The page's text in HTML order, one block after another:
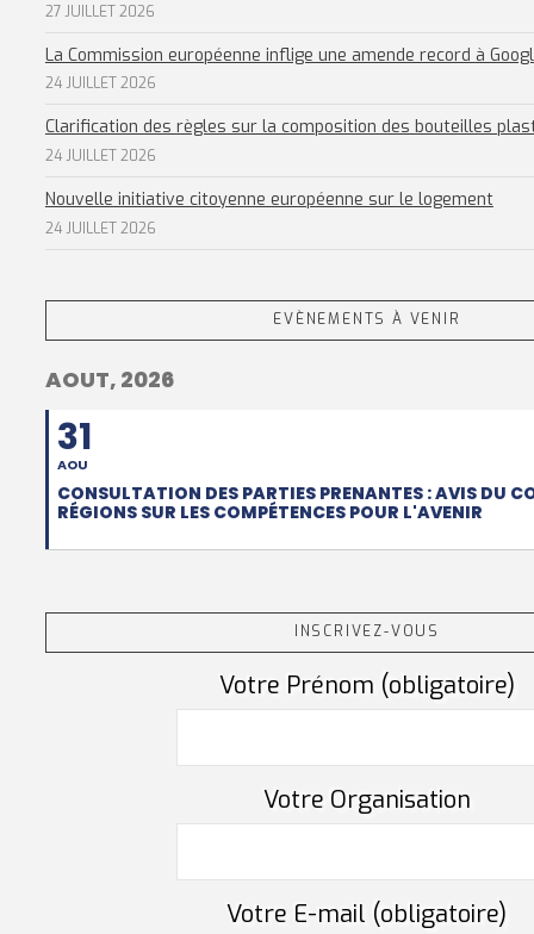
27 JUILLET 2026
La Commission européenne inflige une amende record à
24 JUILLET 2026
Clarification des règles sur la composition des bouteilles
24 JUILLET 2026
Nouvelle initiative citoyenne européenne sur le logement
24 JUILLET 2026
EVÈNEMENTS À VENIR
AOUT, 2026
31
AOU
CONSULTATION DES PARTIES PRENANTES : AVIS DU
RÉGIONS SUR LES COMPÉTENCES POUR L'AVENIR
INSCRIVEZ-VOUS
Votre Prénom (obligatoire)
Votre Organisation
Votre E-mail (obligatoire)